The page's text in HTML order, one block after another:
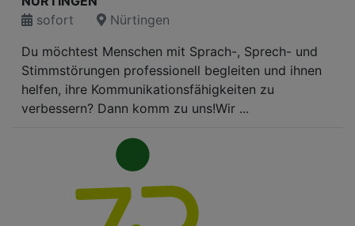
sofort
Nürtingen
Du möchtest Menschen mit Sprach-, Sprech- und
Stimmstörungen professionell begleiten und ihnen
helfen, ihre Kommunikationsfähigkeiten zu
verbessern? Dann komm zu uns!Wir ...